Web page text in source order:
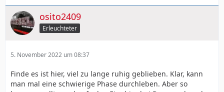
osito2409
Erleuchteter
5. November 2022 um 08:37
Finde es ist hier, viel zu lange ruhig geblieben. Klar, kann
man mal eine schwierige Phase durchleben. Aber so